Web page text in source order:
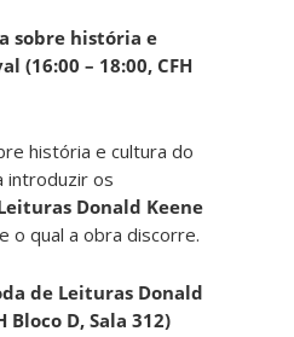
sobre história e
(16:00 – 18:00, CFH
história e cultura do
introduzir os
Donald Keene
o qual a obra discorre.
de Leituras Donald
Bloco D, Sala 312)